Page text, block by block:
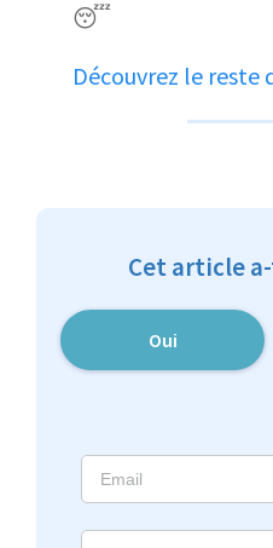
😴
Découvrez le reste
Cet article
Oui